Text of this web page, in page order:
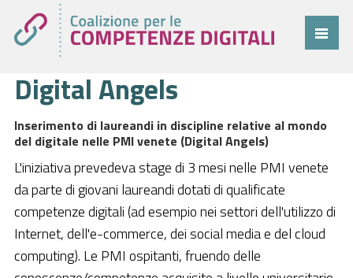
Coalizione
Comitato
Progetti
Cittadini
Imprese
Pubblica Amministrazione
Digital Angels
Inserimento di laureandi in discipline relative al mondo
del digitale nelle PMI venete (Digital Angels)
L'iniziativa prevedeva stage di 3 mesi nelle PMI venete
da parte di giovani laureandi dotati di qualificate
competenze digitali (ad esempio nei settori dell'utilizzo di
Internet, dell'e-commerce, dei social media e del cloud
computing). Le PMI ospitanti, fruendo delle